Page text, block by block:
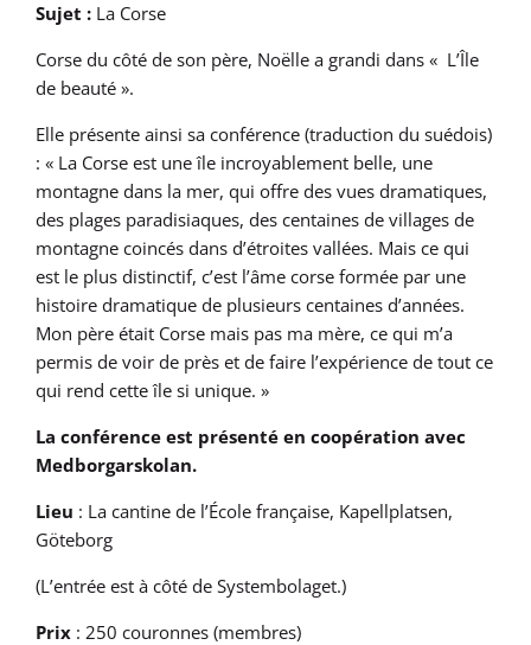
Sujet : La Corse
Corse du côté de son père, Noëlle a grandi dans « L’Île
de beauté ».
Elle présente ainsi sa conférence (traduction du suédois)
: « La Corse est une île incroyablement belle, une
montagne dans la mer, qui offre des vues dramatiques,
des plages paradisiaques, des centaines de villages de
montagne coincés dans d’étroites vallées. Mais ce qui
est le plus distinctif, c’est l’âme corse formée par une
histoire dramatique de plusieurs centaines d’années.
Mon père était Corse mais pas ma mère, ce qui m’a
permis de voir de près et de faire l’expérience de tout ce
qui rend cette île si unique. »
La conférence est présenté en coopération avec
Medborgarskolan.
Lieu : La cantine de l’École française, Kapellplatsen,
Göteborg
(L’entrée est à côté de Systembolaget.)
Prix : 250 couronnes (membres)